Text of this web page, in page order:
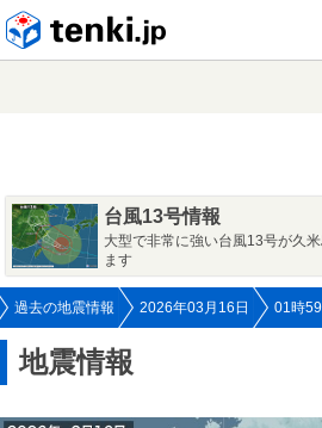
台風13号情報
大型で非常に強い台風13号が久
ます
過去の地震情報 2026年03月16日 01時
地震情報